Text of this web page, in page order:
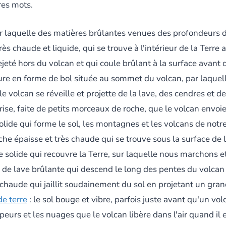
mots.
des matières brûlantes venues des profondeurs
chaude et liquide, qui se trouve à l'intérieur de la Terre
hors du volcan et qui coule brûlant à la surface avant
en forme de bol située au sommet du volcan, par
volcan se réveille et projette de la lave, des cendres et
faite de petits morceaux de roche, que le volcan
qui forme le sol, les montagnes et les volcans de
épaisse et très chaude qui se trouve sous la surface de
solide qui recouvre la Terre, sur laquelle nous marchons
lave brûlante qui descend le long des pentes du
qui jaillit soudainement du sol en projetant un
terre : le sol bouge et vibre, parfois juste avant qu'un
et les nuages que le volcan libère dans l'air quand il